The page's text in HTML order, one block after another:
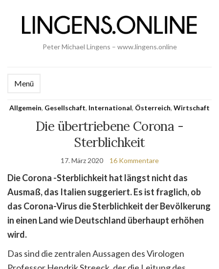
Peter Michael Lingens – www.lingens.online
Menü
Allgemein, Gesellschaft, International, Österreich, Wirtschaft
Die übertriebene Corona -
Sterblichkeit
17. März 2020 16 Kommentare
Die Corona -Sterblichkeit hat längst nicht das
Ausmaß, das Italien suggeriert. Es ist fraglich, ob
das Corona-Virus die Sterblichkeit der Bevölkerung
in einen Land wie Deutschland überhaupt erhöhen
wird.
Das sind die zentralen Aussagen des Virologen